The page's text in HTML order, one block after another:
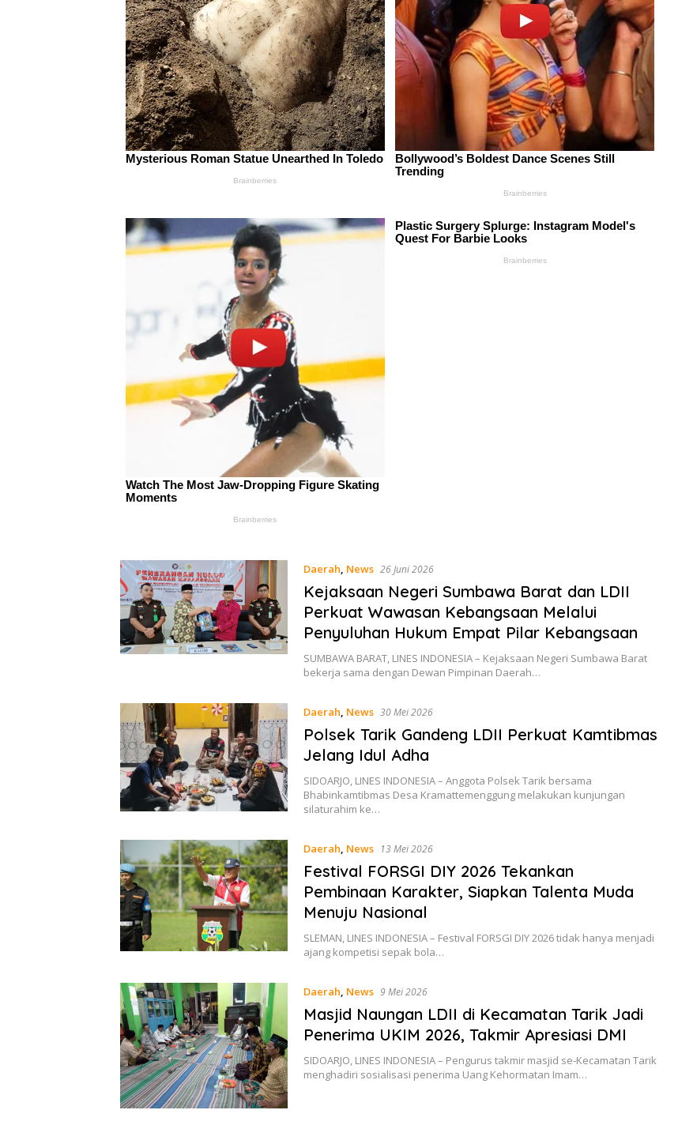
Daerah, News 26 Juni 2026
Kejaksaan Negeri Sumbawa Barat dan LDII
Perkuat Wawasan Kebangsaan Melalui
Penyuluhan Hukum Empat Pilar Kebangsaan
SUMBAWA BARAT, LINES INDONESIA – Kejaksaan Negeri Sumbawa Barat
bekerja sama dengan Dewan Pimpinan Daerah…
Daerah, News 30 Mei 2026
Polsek Tarik Gandeng LDII Perkuat Kamtibmas
Jelang Idul Adha
SIDOARJO, LINES INDONESIA – Anggota Polsek Tarik bersama
Bhabinkamtibmas Desa Kramattemenggung melakukan kunjungan
silaturahim ke…
Daerah, News 13 Mei 2026
Festival FORSGI DIY 2026 Tekankan
Pembinaan Karakter, Siapkan Talenta Muda
Menuju Nasional
SLEMAN, LINES INDONESIA – Festival FORSGI DIY 2026 tidak hanya menjadi
ajang kompetisi sepak bola…
Daerah, News 9 Mei 2026
Masjid Naungan LDII di Kecamatan Tarik Jadi
Penerima UKIM 2026, Takmir Apresiasi DMI
SIDOARJO, LINES INDONESIA – Pengurus takmir masjid se-Kecamatan Tarik
menghadiri sosialisasi penerima Uang Kehormatan Imam…